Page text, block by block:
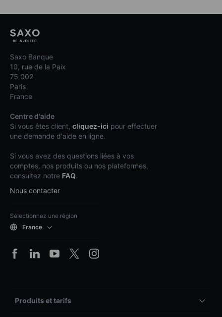
Saxo Banque
10, rue de la Paix
75 002
Paris
France
Centre d'aide
Si vous êtes client, cliquez-ici pour effectuer
une demande d'aide en ligne.
Si vous avez des questions liées à vos
comptes, nos produits ou nos plateformes,
consultez notre FAQ.
Nous contacter
Sélectionnez une région
France
Produits et tarifs